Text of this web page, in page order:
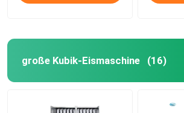
große Kubik-Eismaschine (16)